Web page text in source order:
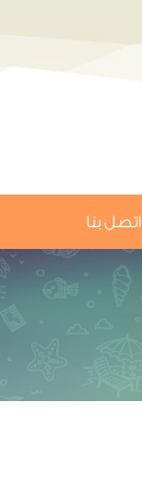
اتصل بنا